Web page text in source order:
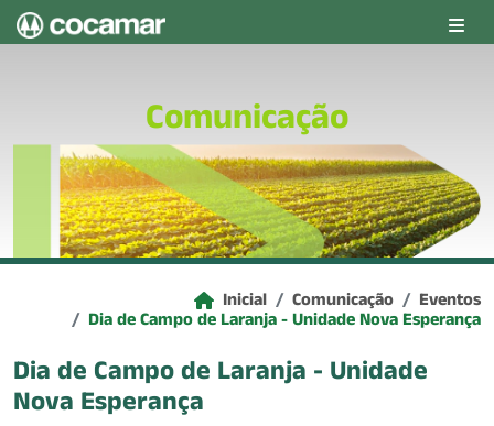
Comunicação
Inicial Comunicação Eventos
Dia de Campo de Laranja - Unidade Nova Esperança
Dia de Campo de Laranja - Unidade
Nova Esperança